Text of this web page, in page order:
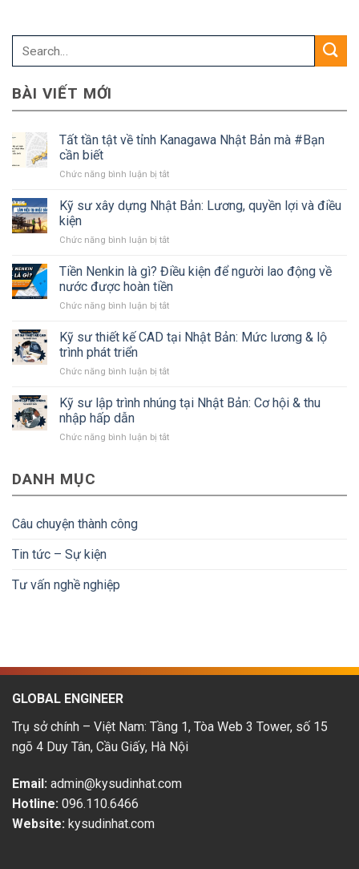
BÀI VIẾT MỚI
Tất tần tật về tỉnh Kanagawa Nhật Bản mà #Bạn
cần biết
Chức năng bình luận bị tắtở
tần
tật
tỉnh
Nhật
Bản
#Bạn
biết
Kỹ sư xây dựng Nhật Bản: Lương, quyền lợi và điều
kiện
Chức năng bình luận bị tắtở
sư
xây
dựng
Nhật
Lương,
và
kiện
Tiền Nenkin là gì? Điều kiện để người lao động về
nước được hoàn tiền
Chức năng bình luận bị tắtở
Nenkin
là
Điều
để
động
hoàn
Kỹ sư thiết kế CAD tại Nhật Bản: Mức lương & lộ
trình phát triển
Chức năng bình luận bị tắtở
thiết
CAD
Mức
Kỹ sư lập trình nhúng tại Nhật Bản: Cơ hội & thu
nhập hấp dẫn
Chức năng bình luận bị tắtở
DANH MỤC
Câu chuyện thành công
Tin tức – Sự kiện
Tư vấn nghề nghiệp
GLOBAL ENGINEER
Trụ sở chính – Việt Nam: Tầng 1, Tòa Web 3 Tower, số 15
ngõ 4 Duy Tân, Cầu Giấy, Hà Nội
Email: admin@kysudinhat.com
Hotline: 096.110.6466
Website: kysudinhat.com